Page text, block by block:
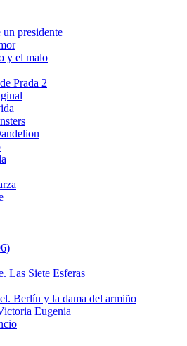
un presidente
y el malo
Prada 2
Las Siete Esferas
Berlín y la dama del armiño
Eugenia